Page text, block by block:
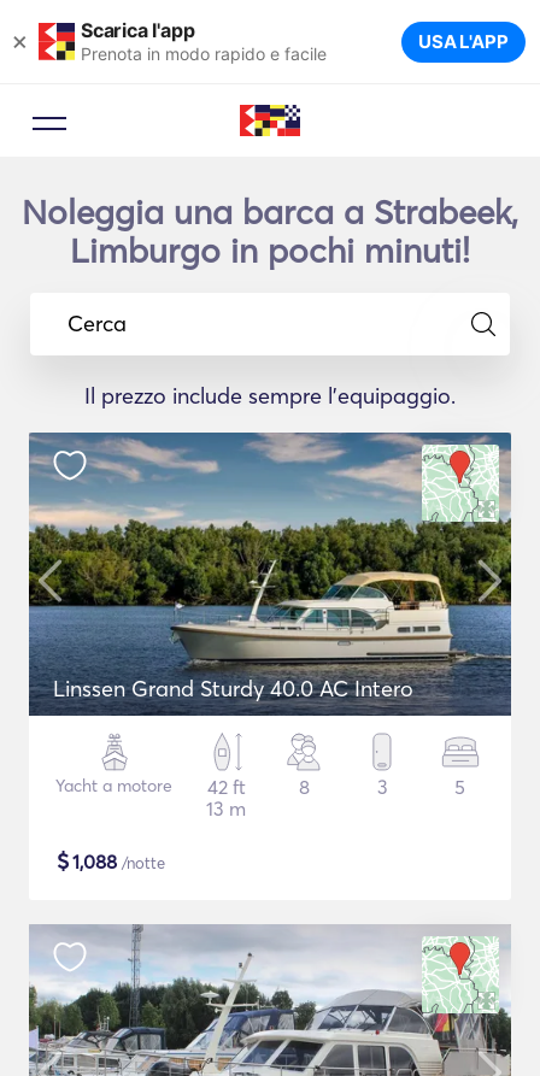
× Scarica l'app
Prenota in modo rapido e facile USA L'APP
Noleggia una barca a Strabeek,
Limburgo in pochi minuti!
Cerca
Il prezzo include sempre l'equipaggio.
Linssen Grand Sturdy 40.0 AC Intero
Yacht a motore
42 ft
13 m
8 3 5
$1,088 /notte